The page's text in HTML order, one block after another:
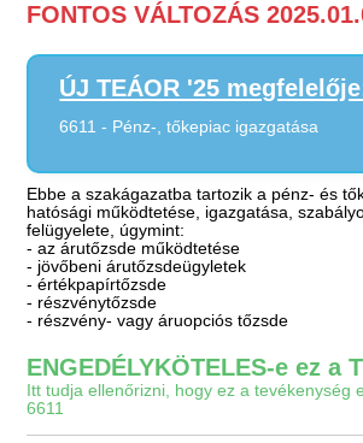
FONTOS VÁLTOZÁS
ÚJ TEÁOR '25
6611 - Pénz-, tőkepiac igazgatása
Ebbe a szakágazatba tartozik a pénz- és
hatósági működtetése, igazgatása,
felügyelete, úgymint:
- az árutőzsde működtetése
- jövőbeni árutőzsdeügyletek
- értékpapírtőzsde
- részvénytőzsde
- részvény- vagy áruopciós tőzsde
ENGEDÉLYKÖTELES-e ez a
Itt tudja ellenőrizni, hogy ez a tevékenység
6611